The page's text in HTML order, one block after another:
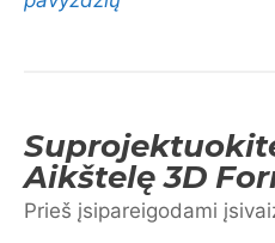
Aikštelę 3D
Prieš įsipareigodami